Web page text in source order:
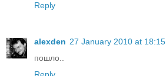
Reply
alexden 27 January 2010 at 18:15
пошло..